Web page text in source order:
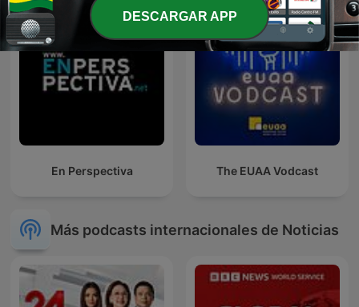
En Perspectiva The EUAA Vodcast
Más podcasts internacionales de Noticias
DESCARGAR APP